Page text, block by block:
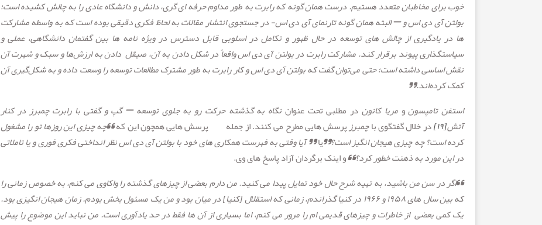
خوب برای مخاطبان متعدد هستیم. درست همان گونه که رابرت به طور مداوم حرفه ای گری، دانش و دانشگاه عادی را به چالش کشیده است؛
بولتن آی دی اس و – البته همان گونه تارنمای آی دی اس- در جستجوی انتشار مقالات به لحاظ فکری دقیقی بوده است که به واسطه مشارکت
ها در یادگیری از چالش های توسعه در حال ظهور و تکامل در اسلوبی قابل دسترس در ویژه نامه ها بین گفتمان دانشگاهی، عملی و
سیاستگذاری پیوند برقرار کند. مشارکت رابرت در بولتن آی دی اس واقعاً در شکل دادن به آن، صیقل دادن به ارزش‌ها و سبک و شهرت آن
نقش اساسی داشته است؛ حتی می‌توان گفت که بولتن آی دی اس و کار رابرت به طور مشترک مطالعات توسعه را وسعت داده و به شکل‌گیری آن
کمک کرده‌اند.”
استفن تامپسونومریا کانون در مطلبی تحت عنوان نگاه به گذشته حرکت رو به جلوی توسعه – گپ و گفتی با رابرت چمبرز در کنار
آتش[۱۹] در خلال گفتگوی باچمبرز پرسش هایی مطرح می کنند. از جمله پرسش هایی همچون این که“چه چیزی این روزها تو را مشغول
کرده است؟ چه چیزی هیجان انگیز است؟”یا” آیا وقتی به فهرست همکاری های خود با بولتن آی دی اس نظر انداختی فکری فوری و یا تاملاتی
در این مورد به ذهنت خطور کرد؟“ و اینک برگردان آزاد پاسخ های وی.
“اگر در سن من باشید، به تهیه شرح حال خود تمایل پیدا می کنید. من دارم بعضی از چیزهای گذشته را واکاوی می کنم، به خصوص زمانی را
که بین سال های ۱۹۵۸ و۱۹۶۶ در کنیا گذراندم، زمانی که استقلال [کنیا] در میان بود و من یک مسئول بخش بودم. زمان هیجان انگیزی بود.
یک کمی بعضی از خاطرات و چیزهای قدیمی ام را مرور می کنم، اما بسیاری از آن ها فقط در حد یادآوری است. من نباید این موضوع را پیش